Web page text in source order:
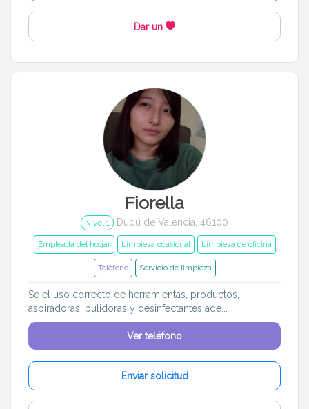
Dar un
Fiorella
Nivel 1 Dudú de Valencia, 46100
Empleada del hogar Limpieza ocasional Limpieza de oficina
Teléfono Servicio de limpieza
Se el uso correcto de herramientas, productos,
aspiradoras, pulidoras y desinfectantes ade...
Ver teléfono
Enviar solicitud